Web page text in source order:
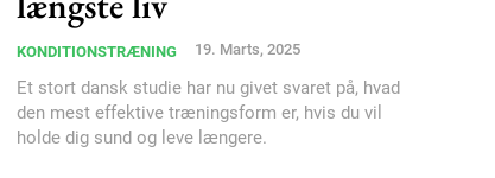
Etiam est nibh, lobortis sit
Praesent euismod ac
KONDITIONSTRÆNING 19. Marts, 2025
Et stort dansk studie har nu givet svaret på, hvad
den mest effektive træningsform er, hvis du vil
holde dig sund og leve længere.